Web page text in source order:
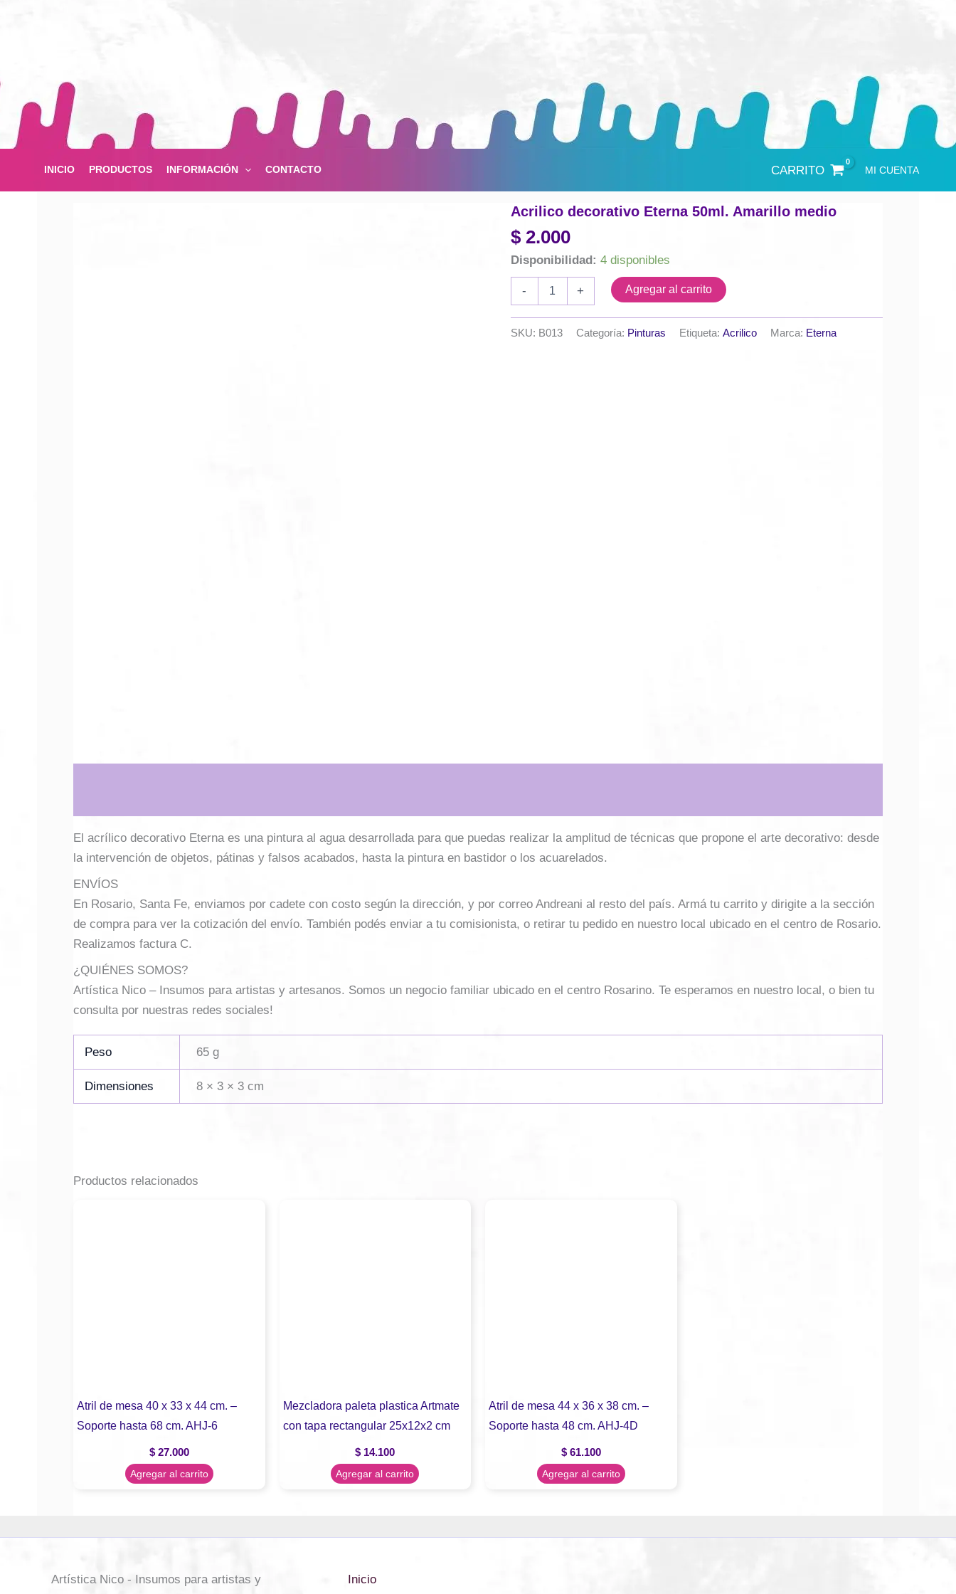
INICIO PRODUCTOS INFORMACIÓN CONTACTO CARRITO MI CUENTA
Acrilico decorativo Eterna 50ml. Amarillo medio
$2.000
Disponibilidad: 4 disponibles
-
decorativo
Amarillo
+ Agregar al carrito
SKU: B013 Categoría: Pinturas Etiqueta: Acrilico Marca: Eterna
El acrílico decorativo Eterna es una pintura al agua desarrollada para que puedas realizar la amplitud de técnicas que propone el arte decorativo: desde
la intervención de objetos, pátinas y falsos acabados, hasta la pintura en bastidor o los acuarelados.
ENVÍOS
En Rosario, Santa Fe, enviamos por cadete con costo según la dirección, y por correo Andreani al resto del país. Armá tu carrito y dirigite a la sección
de compra para ver la cotización del envío. También podés enviar a tu comisionista, o retirar tu pedido en nuestro local ubicado en el centro de Rosario.
Realizamos factura C.
¿QUIÉNES SOMOS?
Artística Nico – Insumos para artistas y artesanos. Somos un negocio familiar ubicado en el centro Rosarino. Te esperamos en nuestro local, o bien tu
consulta por nuestras redes sociales!
Peso 65 g
Dimensiones 8 × 3 × 3 cm
Productos relacionados
Atril de mesa 40 x 33 x 44 cm. –
Soporte hasta 68 cm. AHJ-6
$27.000
Agregar al carrito
Mezcladora paleta plastica Artmate
con tapa rectangular 25x12x2 cm
$ 14.100
Agregar al carrito
Atril de mesa 44 x 36 x 38 cm. –
Soporte hasta 48 cm. AHJ-4D
$61.100
Agregar al carrito
Artística Nico - Insumos para artistas y
Inicio